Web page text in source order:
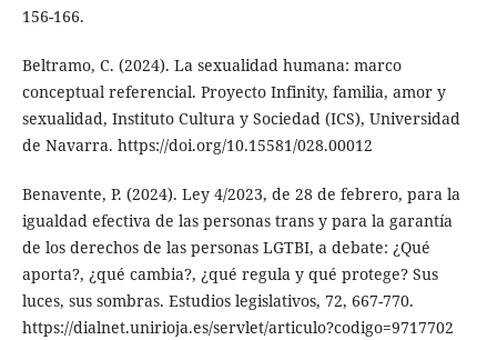
156-166.
Beltramo, C. (2024). La sexualidad humana: marco
conceptual referencial. Proyecto Infinity, familia, amor y
sexualidad, Instituto Cultura y Sociedad (ICS), Universidad
de Navarra. https://doi.org/10.15581/028.00012
Benavente, P. (2024). Ley 4/2023, de 28 de febrero, para la
igualdad efectiva de las personas trans y para la garantía
de los derechos de las personas LGTBI, a debate: ¿Qué
aporta?, ¿qué cambia?, ¿qué regula y qué protege? Sus
luces, sus sombras. Estudios legislativos, 72, 667-770.
https://dialnet.unirioja.es/servlet/articulo?codigo=9717702